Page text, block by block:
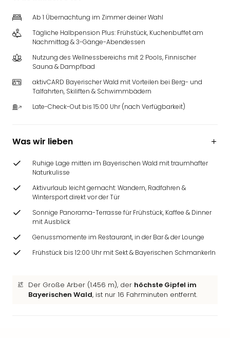
Ab 1 Übernachtung im Zimmer deiner Wahl
Tägliche Halbpension Plus: Frühstück, Kuchenbuffet am
Nachmittag & 3-Gänge-Abendessen
Nutzung des Wellnessbereichs mit 2 Pools, Finnischer
Sauna & Dampfbad
aktivCARD Bayerischer Wald mit Vorteilen bei Berg- und
Talfahrten, Skiliften & Schwimmbädern
Late-Check-Out bis 15:00 Uhr (nach Verfügbarkeit)
Was wir lieben
Ruhige Lage mitten im Bayerischen Wald mit traumhafter
Naturkulisse
Aktivurlaub leicht gemacht: Wandern, Radfahren &
Wintersport direkt vor der Tür
Sonnige Panorama-Terrasse für Frühstück, Kaffee & Dinner
mit Ausblick
Genussmomente im Restaurant, in der Bar & der Lounge
Frühstück bis 12:00 Uhr mit Sekt & Bayerischen Schmankerln
Der Große Arber (1.456 m), der höchste Gipfel im
Bayerischen Wald, ist nur 16 Fahrminuten entfernt.